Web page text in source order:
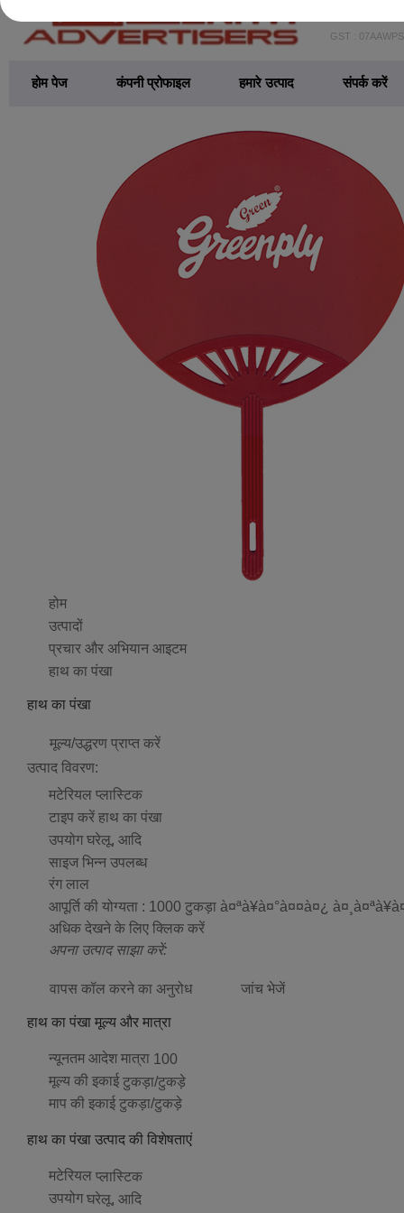
GST :
होम पेज कंपनी प्रोफाइल हमारे उत्पाद संपर्क करें
होम
उत्पादों
प्रचार और अभियान आइटम
हाथ का पंखा
हाथ का पंखा
मूल्य/उद्धरण प्राप्त करें
उत्पाद विवरण:
मटेरियल प्लास्टिक
टाइप करें हाथ का पंखा
उपयोग घरेलू, आदि
साइज भिन्न उपलब्ध
रंग लाल
आपूर्ति की योग्यता : 1000 टुकड़ा à¤ªà¥à¤°à¤¤à¤¿
अधिक देखने के लिए क्लिक करें
अपना उत्पाद साझा करें:
वापस कॉल करने का अनुरोध जांच भेजें
हाथ का पंखा मूल्य और मात्रा
न्यूनतम आदेश मात्रा 100
मूल्य की इकाई टुकड़ा/टुकड़े
माप की इकाई टुकड़ा/टुकड़े
हाथ का पंखा उत्पाद की विशेषताएं
मटेरियल प्लास्टिक
उपयोग घरेलू, आदि